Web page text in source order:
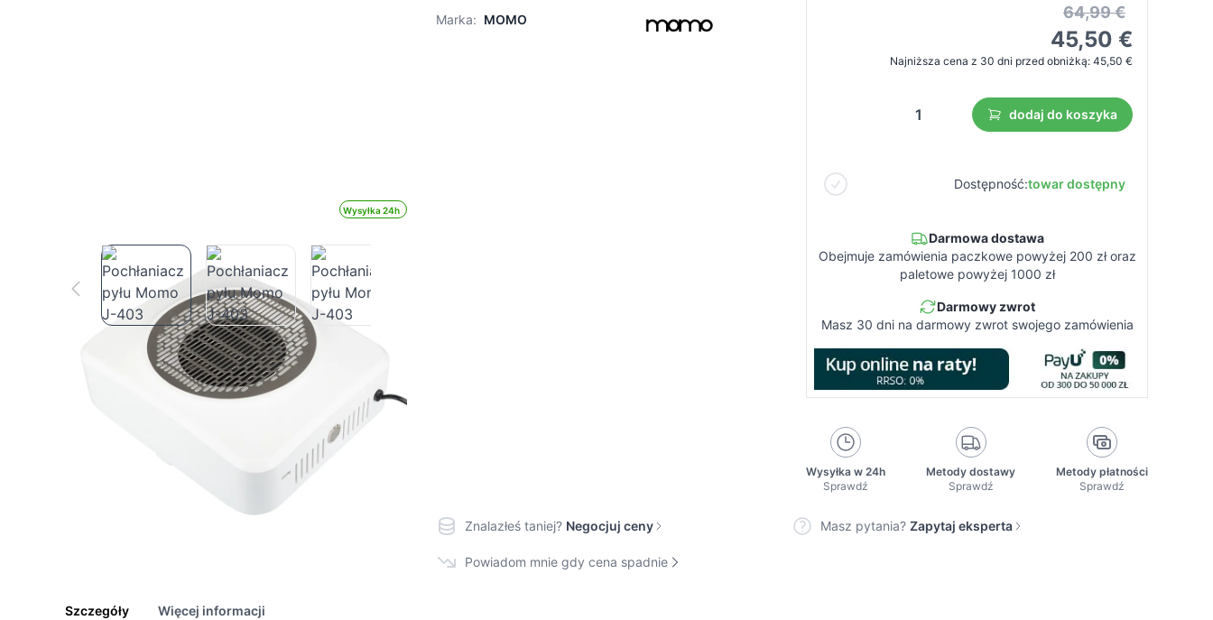
Wysyłka 24h
Marka: MOMO 64,99 €
45,50 €
Najniższa cena z 30 dni przed obniżką: 45,50 €
dodaj do koszyka
Dostępność:towar dostępny
Darmowa dostawa
Obejmuje zamówienia paczkowe powyżej 200 zł oraz
paletowe powyżej 1000 zł
Darmowy zwrot
Masz 30 dni na darmowy zwrot swojego zamówienia
Wysyłka w 24h
Sprawdź
Metody dostawy
Sprawdź
Metody płatności
Sprawdź
Znalazłeś taniej? Negocjuj ceny Masz pytania? Zapytaj eksperta
Powiadom mnie gdy cena spadnie
Szczegóły Więcej informacji